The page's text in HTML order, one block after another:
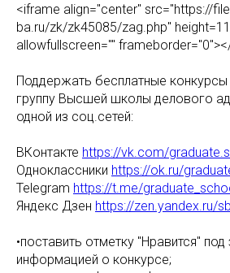
<iframe align="center" src="https://
ba.ru/zk/zk45085/zag.php"
allowfullscreen=""
Поддержать бесплатные
группу Высшей школы делового
одной из соц.сетей:
ВКонтакте https://vk.com/
Одноклассники https://ok.ru/
Telegram https://t.me/
Яндекс Дзен https://zen.yandex.ru/
•поставить отметку "Нравится"
информацией о конкурсе;